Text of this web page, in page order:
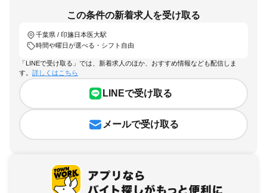
この条件の新着求人を受け取る
千葉県 / 印旛日本医大駅
時間や曜日が選べる・シフト自由
「LINEで受け取る」では、新着求人のほか、おすすめ情報なども配信しま
す。 詳しくはこちら
LINEで受け取る
メールで受け取る